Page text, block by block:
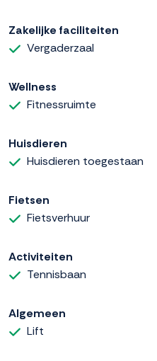
Zakelijke faciliteiten
Vergaderzaal
Wellness
Fitnessruimte
Huisdieren
Huisdieren toegestaan
Fietsen
Fietsverhuur
Activiteiten
Tennisbaan
Algemeen
Lift